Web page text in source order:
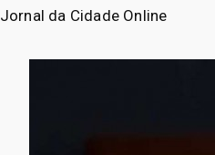
Jornal da Cidade Online